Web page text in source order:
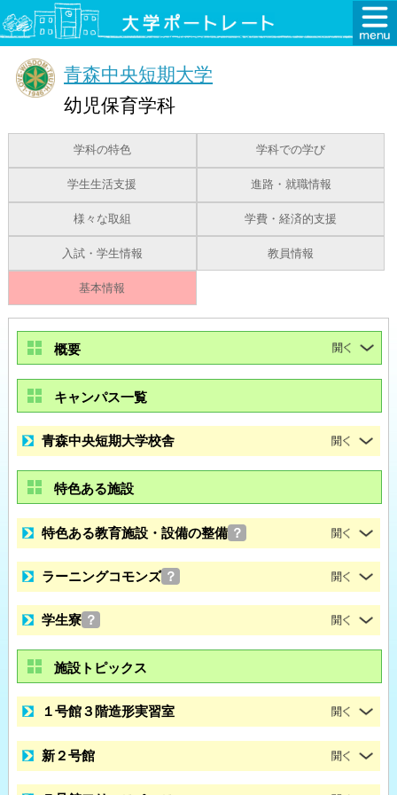
青森中央短期大学
幼児保育学科
学科の特色 学科での学び
学生生活支援 進路・就職情報
様々な取組 学費・経済的支援
入試・学生情報 教員情報
基本情報
概要
キャンパス一覧
青森中央短期大学校舎
特色ある施設
特色ある教育施設・設備の整備 ？
ラーニングコモンズ ？
学生寮 ？
施設トピックス
１号館３階造形実習室
新２号館